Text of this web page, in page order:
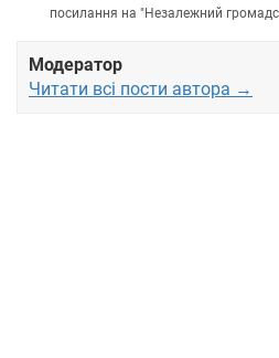
посилання на "Незалежний
Модератор
Читати всі пости автора →